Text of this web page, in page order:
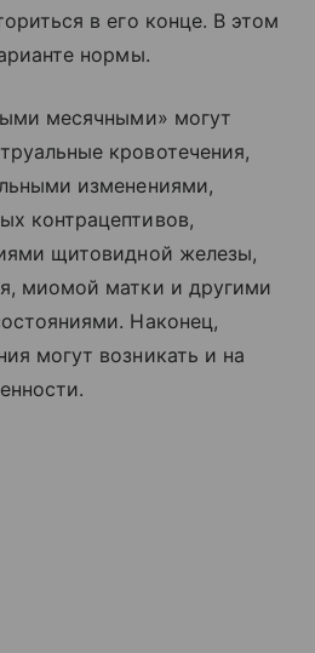
в его конце. В этом
нормы.
месячными» могут
кровотечения,
изменениями,
контрацептивов,
щитовидной железы,
миомой матки и другими
Наконец,
могут возникать и на